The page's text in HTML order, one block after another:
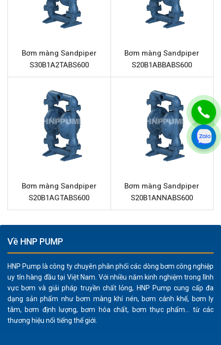
THÔNG SỐ
Bơm màng Sandpiper
Thương hiệu
Sandpiper
Chất liệu thân bơm
Chất liệu phần trung tâm
Chất liệu màng
Cao su Neoprene
Cao su Neoprene
Chất liệu giảm thanh (Muffler)
Thép
Lưu lượng tối đa
1078 Lít/phút
Đường cấp khí
Đầu hút và đẩy
3” (Kết nối ren)
Chất rắn qua bơm tối đa
9.65 mm
Đặc điểm nổi bật Sandpiper
S30B1ANNABS600
Bơm màng Sandpiper
S30B1A2TABS600
Bơm màng Sandpiper
S20B1ABBABS600
Bơm màng Sandpiper
S20B1AGTABS600
Bơm màng Sandpiper
S20B1ANNABS600
Về HNP PUMP
HNP Pump là công ty chuyên phân phối các dòng bơm công nghiệp
uy tín hàng đầu tại Việt Nam. Với nhiều năm kinh nghiệm trong lĩnh
vực bơm và giải pháp truyền chất lỏng, HNP Pump cung cấp đa
dạng sản phẩm như bơm màng khí nén, bơm cánh khế, bơm ly
tâm, bơm định lượng, bơm hóa chất, bơm thực phẩm... từ các
thương hiệu nổi tiếng thế giới.